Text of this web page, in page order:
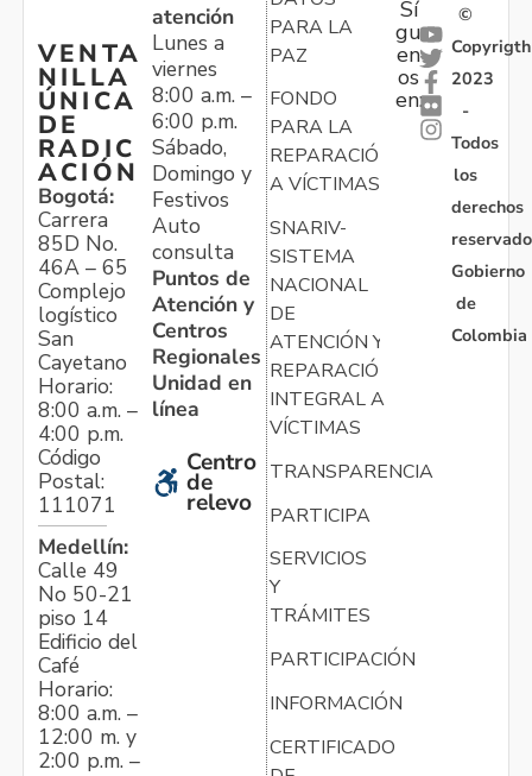
VENTA
NILLA
ÚNICA
DE
RADIC
ACIÓN
Bogotá:
Carrera
85D No.
46A – 65
Complejo
logístico
San
Cayetano
Horario:
8:00 a.m. –
4:00 p.m.
Código
Postal:
111071
Medellín:
Calle 49
No 50-21
piso 14
Edificio del
Café
Horario:
8:00 a.m. –
12:00 m. y
2:00 p.m. –
atención
Lunes a
viernes
8:00 a.m. –
6:00 p.m.
Sábado,
Domingo y
Festivos
Auto
consulta
Puntos de
Atención y
Centros
Regionales
Unidad en
línea
Centro
de
relevo
PARA LA
PAZ
FONDO
PARA LA
REPARACIÓN
A VÍCTIMAS
SNARIV-
SISTEMA
NACIONAL
DE
ATENCIÓN Y
REPARACIÓN
INTEGRAL A
VÍCTIMAS
TRANSPARENCIA
PARTICIPA
SERVICIOS
Y
TRÁMITES
PARTICIPACIÓN
INFORMACIÓN
CERTIFICADO
Sí
gu
en
os
en:
©
Copyrigth
2023
-
Todos
los
derechos
Gobierno
de
Colombia